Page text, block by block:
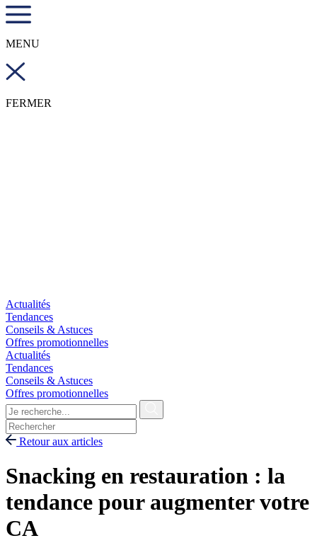
MENU
FERMER
Actualités
Tendances
Conseils & Astuces
Offres promotionnelles
Actualités
Tendances
Conseils & Astuces
Offres promotionnelles
Retour aux articles
Snacking en restauration : la
tendance pour augmenter votre
CA